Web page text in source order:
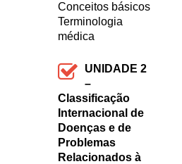
Conceitos básicos
Terminologia
médica
UNIDADE 2
–
Classificação
Internacional de
Doenças e de
Problemas
Relacionados à